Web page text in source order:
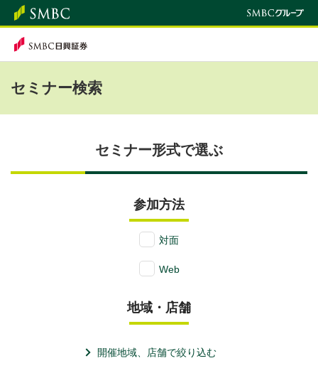
セミナー検索
セミナー形式で選ぶ
参加方法
対面
Web
地域・店舗
開催地域、店舗で絞り込む